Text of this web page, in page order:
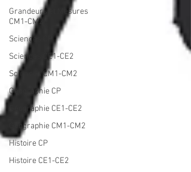
Grandeurs et Mesures
CM1-CM2
Sciences CP
Sciences CE1-CE2
Sciences CM1-CM2
Géographie CP
Géographie CE1-CE2
Géographie CM1-CM2
Histoire CP
Histoire CE1-CE2